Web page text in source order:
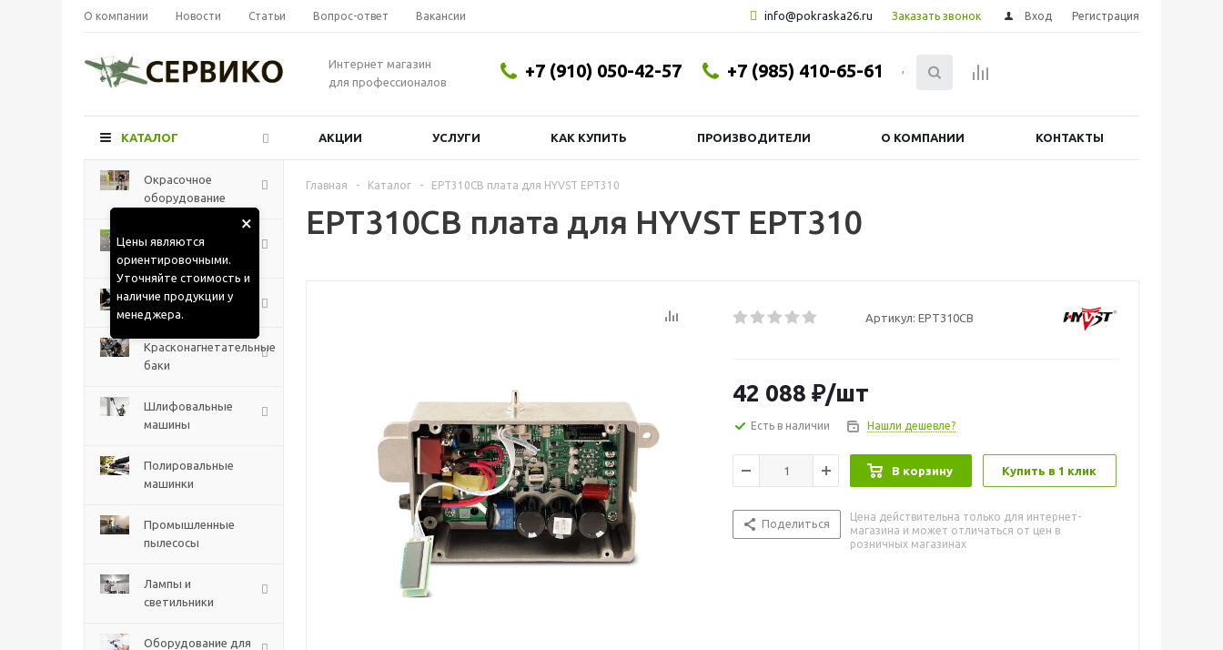
О компании Новости Статьи Вопрос-ответ Вакансии Вход Регистрация
info@pokraska26.ru Заказать звонок
Интернет магазин
для профессионалов
+7 (910) 050-42-57 ,
+7 (985) 410-65-61
КАТАЛОГ АКЦИИ УСЛУГИ КАК КУПИТЬ ПРОИЗВОДИТЕЛИ О КОМПАНИИ КОНТАКТЫ
Окрасочное
оборудование
Разметочные
машины
Краскораспылители
Красконагнетательные
баки
Шлифовальные
машины
Полировальные
машинки
Промышленные
пылесосы
Лампы и
светильники
Оборудование для
Главная - Каталог - EPT310CB плата для HYVST EPT310
EPT310CB плата для HYVST EPT310
Артикул: EPT310CB
42 088 ₽/шт
Есть в наличии Нашли дешевле?
В корзину Купить в 1 клик
Поделиться
Цена действительна только для интернет-
магазина и может отличаться от цен в
розничных магазинах
×
Цены являются
ориентировочными.
Уточняйте стоимость и
наличие продукции у
менеджера.